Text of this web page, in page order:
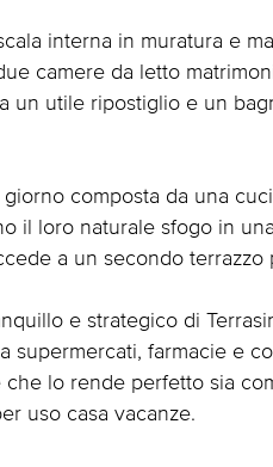
interna in muratura e
camere da letto
un utile ripostiglio e un
composta da una
il loro naturale sfogo in
a un secondo terrazzo
e strategico di
supermercati, farmacie e
lo rende perfetto sia
uso casa vacanze.